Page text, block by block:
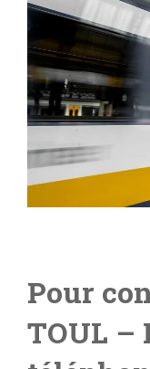
Pour
TOUL –